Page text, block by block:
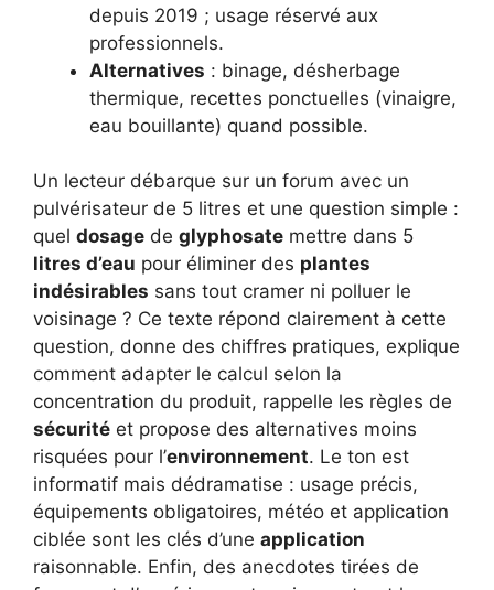
depuis 2019 ; usage réservé aux
professionnels.
Alternatives : binage, désherbage
thermique, recettes ponctuelles (vinaigre,
eau bouillante) quand possible.
Un lecteur débarque sur un forum avec un
pulvérisateur de 5 litres et une question simple :
quel dosage de glyphosate mettre dans 5
litres d’eau pour éliminer des plantes
indésirables sans tout cramer ni polluer le
voisinage ? Ce texte répond clairement à cette
question, donne des chiffres pratiques, explique
comment adapter le calcul selon la
concentration du produit, rappelle les règles de
sécurité et propose des alternatives moins
risquées pour l’environnement. Le ton est
informatif mais dédramatise : usage précis,
équipements obligatoires, météo et application
ciblée sont les clés d’une application
raisonnable. Enfin, des anecdotes tirées de